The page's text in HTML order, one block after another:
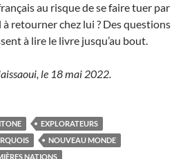
au risque de se faire tuer par
retourner chez lui ? Des questions
à lire le livre jusqu’au bout.
le 18 mai 2022.
EXPLORATEURS
NOUVEAU MONDE
NATIONS